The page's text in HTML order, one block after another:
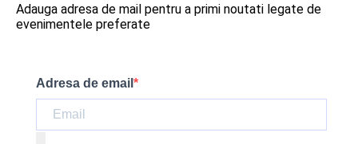
Adauga adresa de mail pentru a primi noutati legate de
evenimentele preferate
Adresa de email